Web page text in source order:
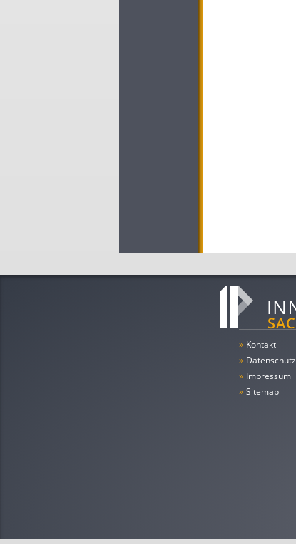
» Kontakt
» Datenschutz
» Impressum
» Sitemap